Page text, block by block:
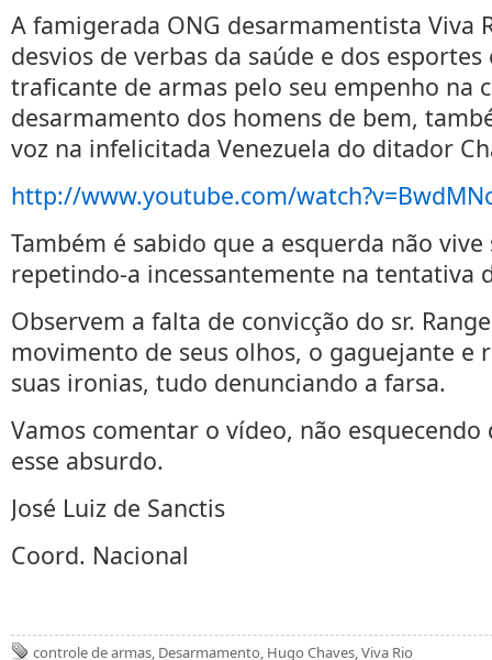
A famigerada ONG desarmamentista Viva
desvios de verbas da saúde e dos
traficante de armas pelo seu empenho na
desarmamento dos homens de bem,
voz na infelicitada Venezuela do ditador
http://www.youtube.com/
Também é sabido que a esquerda não
repetindo-a incessantemente na tentativa
Observem a falta de convicção do sr.
movimento de seus olhos, o gaguejante e
suas ironias, tudo denunciando a farsa.
Vamos comentar o vídeo, não
esse absurdo.
José Luiz de Sanctis
Coord. Nacional
controle de armas, Desarmamento, Hugo Chaves,Viva Rio